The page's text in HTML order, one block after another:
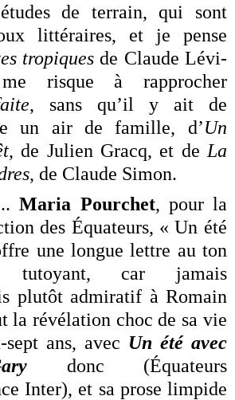
de terrain, qui sont
littéraires, et je pense
tropiques de Claude Lévi-
risque à rapprocher
, sans qu’il y ait de
un air de famille, d’Un
, de Julien Gracq, et de La
, de Claude Simon.
Maria Pourchet, pour la
des Équateurs, « Un été
une longue lettre au ton
tutoyant, car jamais
plutôt admiratif à Romain
la révélation choc de sa vie
ans, avec Un été avec
donc (Équateurs
Inter), et sa prose limpide